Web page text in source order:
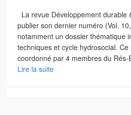
La revue Développement durable
publier son dernier numéro (Vol.
notamment un dossier thématique
techniques et cycle hydrosocial.
coordonné par 4 membres du
Lire la suite